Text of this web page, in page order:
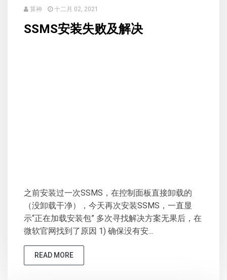
算神 十二月 02, 2021
SSMS安装失败及解决
之前安装过一次SSMS，在控制面板直接卸载的
（没卸载干净），今天再次安装SSMS，一直显
示“正在加载安装包” 多次寻找解决方案无果后，在
微软官网找到了原因 1) 确保没有安...
READ MORE